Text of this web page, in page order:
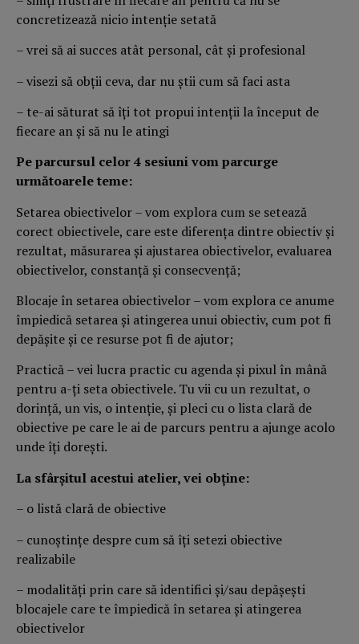
concretizează nicio intenţie setată
– vrei să ai succes atât personal, cât şi profesional
– visezi să obţii ceva, dar nu ştii cum să faci asta
– te-ai săturat să îţi tot propui intenţii la început de
fiecare an şi să nu le atingi
Pe parcursul celor 4 sesiuni vom parcurge
următoarele teme:
Setarea obiectivelor – vom explora cum se setează
corect obiectivele, care este diferenţa dintre obiectiv şi
rezultat, măsurarea şi ajustarea obiectivelor, evaluarea
obiectivelor, constanţă şi consecvenţă;
Blocaje în setarea obiectivelor – vom explora ce anume
împiedică setarea şi atingerea unui obiectiv, cum pot fi
depăşite şi ce resurse pot fi de ajutor;
Practică – vei lucra practic cu agenda şi pixul în mână
pentru a-ţi seta obiectivele. Tu vii cu un rezultat, o
dorinţă, un vis, o intenţie, şi pleci cu o lista clară de
obiective pe care le ai de parcurs pentru a ajunge acolo
unde îţi doreşti.
La sfârşitul acestui atelier, vei obţine:
– o listă clară de obiective
– cunoştinţe despre cum să îţi setezi obiective
realizabile
– modalităţi prin care să identifici şi/sau depăşeşti
blocajele care te împiedică în setarea şi atingerea
obiectivelor